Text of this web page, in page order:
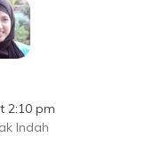
2:10 pm
Indah